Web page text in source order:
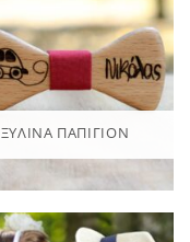
ΞΎΛΙΝΑ ΠΑΠΙΓΙΌΝ